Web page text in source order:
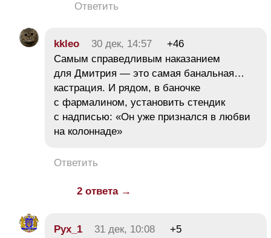
Ответить
kkleo 30 дек, 14:57
+46
Самым справедливым наказанием
для Дмитрия — это самая банальная…
кастрация. И рядом, в баночке
с фармалином, установить стендик
с надписью: «Он уже признался в любви
на колоннаде»
Ответить
2 ответа →
Рух_1 31 дек, 10:08
+5